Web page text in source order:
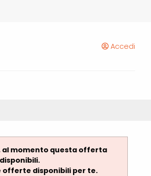
Accedi
al momento questa offerta
offerte disponibili per te.